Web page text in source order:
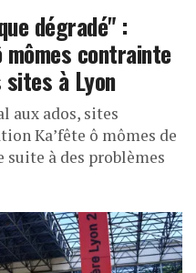
dégradé" :
mômes contrainte
à Lyon
aux ados, sites
Ka’fête ô mômes de
à des problèmes